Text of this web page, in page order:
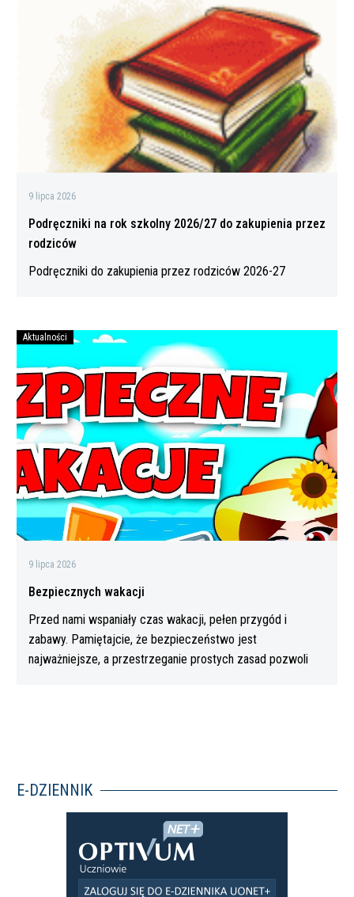
rok
szkolny
do
zakupienia
przez
rodziców
9 lipca 2026
Podręczniki na rok szkolny 2026/27 do zakupienia przez
rodziców
Podręczniki do zakupienia przez rodziców 2026-27
Bezpiecznych
wakacji
Aktualności
9 lipca 2026
Bezpiecznych wakacji
Przed nami wspaniały czas wakacji, pełen przygód i
zabawy. Pamiętajcie, że bezpieczeństwo jest
najważniejsze, a przestrzeganie prostych zasad pozwoli
E-DZIENNIK